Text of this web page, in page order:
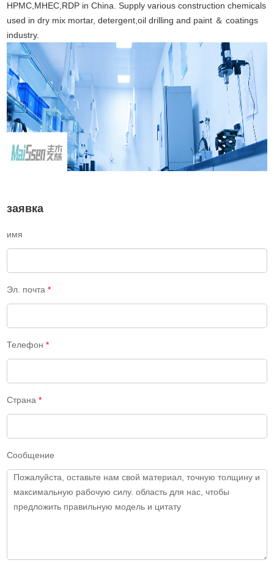
HPMC,MHEC,RDP in China. Supply various construction chemicals
used in dry mix mortar, detergent,oil drilling and paint ＆ coatings
industry.
заявка
имя
Эл. почта*
Телефон*
Страна*
Сообщение